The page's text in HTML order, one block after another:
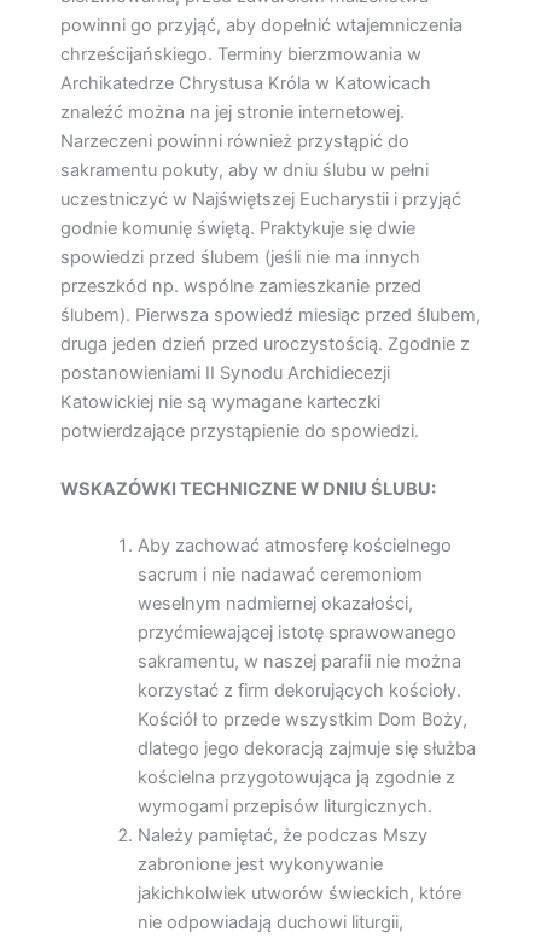
powinni go przyjąć, aby dopełnić wtajemniczenia
chrześcijańskiego. Terminy bierzmowania w
Archikatedrze Chrystusa Króla w Katowicach
znaleźć można na jej stronie internetowej.
Narzeczeni powinni również przystąpić do
sakramentu pokuty, aby w dniu ślubu w pełni
uczestniczyć w Najświętszej Eucharystii i przyjąć
godnie komunię świętą. Praktykuje się dwie
spowiedzi przed ślubem (jeśli nie ma innych
przeszkód np. wspólne zamieszkanie przed
ślubem). Pierwsza spowiedź miesiąc przed ślubem,
druga jeden dzień przed uroczystością. Zgodnie z
postanowieniami II Synodu Archidiecezji
Katowickiej nie są wymagane karteczki
potwierdzające przystąpienie do spowiedzi.
WSKAZÓWKI TECHNICZNE W DNIU ŚLUBU:
Aby zachować atmosferę kościelnego
sacrum i nie nadawać ceremoniom
weselnym nadmiernej okazałości,
przyćmiewającej istotę sprawowanego
sakramentu, w naszej parafii nie można
korzystać z firm dekorujących kościoły.
Kościół to przede wszystkim Dom Boży,
dlatego jego dekoracją zajmuje się służba
kościelna przygotowująca ją zgodnie z
wymogami przepisów liturgicznych.
Należy pamiętać, że podczas Mszy
zabronione jest wykonywanie
jakichkolwiek utworów świeckich, które
nie odpowiadają duchowi liturgii,